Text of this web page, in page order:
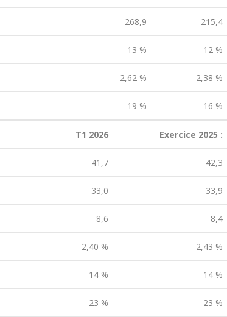
268,9 215,4
13 % 12 %
2,62 % 2,38 %
19 % 16 %
T1 2026 Exercice 2025 :
41,7 42,3
33,0 33,9
8,6 8,4
2,40 % 2,43 %
14 % 14 %
23 %
23 %